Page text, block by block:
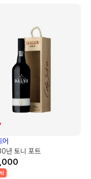
어
년 토니 포트